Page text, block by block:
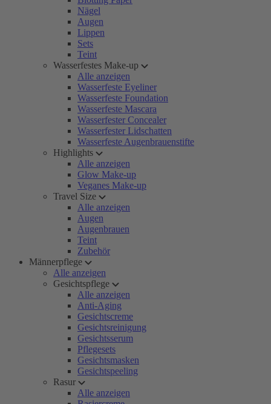
Nägel
Augen
Lippen
Sets
Teint
Wasserfestes Make-up
Alle anzeigen
Wasserfeste Eyeliner
Wasserfeste Foundation
Wasserfeste Mascara
Wasserfester Concealer
Wasserfester Lidschatten
Wasserfeste Augenbrauenstifte
Highlights
Alle anzeigen
Glow Make-up
Veganes Make-up
Travel Size
Alle anzeigen
Augen
Augenbrauen
Teint
Zubehör
Männerpflege
Alle anzeigen
Gesichtspflege
Alle anzeigen
Anti-Aging
Gesichtscreme
Gesichtsreinigung
Gesichtsserum
Pflegesets
Gesichtsmasken
Gesichtspeeling
Rasur
Alle anzeigen